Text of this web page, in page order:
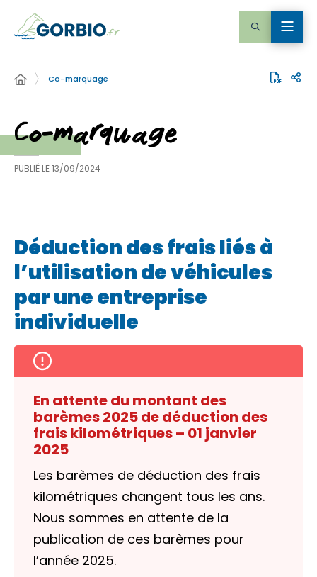
Co-marquage
Co-marquage
PUBLIÉ LE13/09/2024
Déduction des frais liés à
l’utilisation de véhicules
par une entreprise
individuelle
En attente du montant des
barèmes 2025 de déduction des
frais kilométriques – 01 janvier
2025
Les barèmes de déduction des frais
kilométriques changent tous les ans.
Nous sommes en attente de la
publication de ces barèmes pour
l’année 2025.